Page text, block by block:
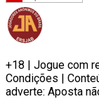
+18 | Jogue com
Condições |
adverte: Aposta